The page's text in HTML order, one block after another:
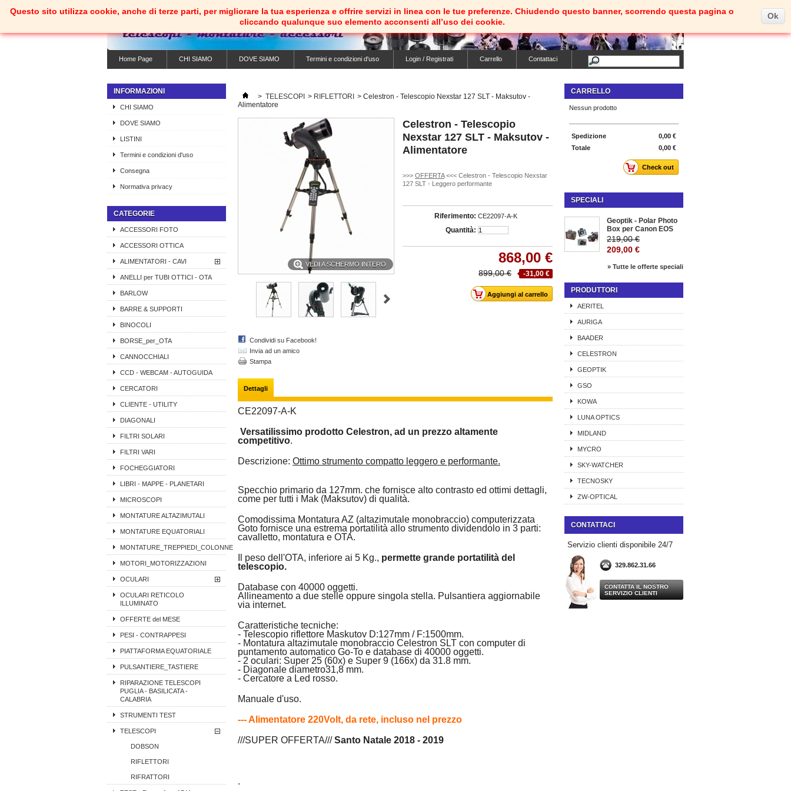
(vuoto)
Benvenuti Entra
Home Page CHI SIAMO DOVE SIAMO Termini e condizioni d'uso Login / Registrati Carrello Contattaci
INFORMAZIONI
CHI SIAMO
DOVE SIAMO
LISTINI
Termini e condizioni d'uso
Consegna
Normativa privacy
CATEGORIE
ACCESSORI FOTO
ACCESSORI OTTICA
ALIMENTATORI - CAVI
ANELLI per TUBI OTTICI - OTA
BARLOW
BARRE & SUPPORTI
BINOCOLI
BORSE_per_OTA
CANNOCCHIALI
CCD - WEBCAM - AUTOGUIDA
CERCATORI
CLIENTE - UTILITY
DIAGONALI
FILTRI SOLARI
FILTRI VARI
FOCHEGGIATORI
LIBRI - MAPPE - PLANETARI
MICROSCOPI
MONTATURE ALTAZIMUTALI
MONTATURE EQUATORIALI
MONTATURE_TREPPIEDI_COLONNE
MOTORI_MOTORIZZAZIONI
OCULARI
OCULARI RETICOLO
ILLUMINATO
OFFERTE del MESE
PESI - CONTRAPPESI
PIATTAFORMA EQUATORIALE
PULSANTIERE_TASTIERE
RIPARAZIONE TELESCOPI
PUGLIA - BASILICATA -
CALABRIA
STRUMENTI TEST
TELESCOPI
DOBSON
RIFLETTORI
RIFRATTORI
> TELESCOPI > RIFLETTORI > Celestron - Telescopio Nexstar 127 SLT - Maksutov -
Alimentatore
VEDI A SCHERMO INTERO
Condividi su Facebook!
Invia ad un amico
Stampa
Celestron - Telescopio
Nexstar 127 SLT - Maksutov -
Alimentatore
>>> OFFERTA<<< Celestron - Telescopio Nexstar
127 SLT - Leggero performante
Riferimento: CE22097-A-K
Quantità:
868,00 €
-31,00 €
899,00 €
Dettagli
CE22097-A-K
Versatilissimo prodotto Celestron, ad un prezzo altamente
competitivo.
Descrizione: Ottimo strumento compatto leggero e performante.
Specchio primario da 127mm. che fornisce alto contrasto ed ottimi dettagli,
come per tutti i Mak (Maksutov) di qualità.
Comodissima Montatura AZ (altazimutale monobraccio) computerizzata
Goto fornisce una estrema portatilità allo strumento dividendolo in 3 parti:
cavalletto, montatura e OTA.
Il peso dell'OTA, inferiore ai 5 Kg., permette grande portatilità del
telescopio.
Database con 40000 oggetti.
Allineamento a due stelle oppure singola stella. Pulsantiera aggiornabile
via internet.
Caratteristiche tecniche:
- Telescopio riflettore Maskutov D:127mm / F:1500mm.
- Montatura altazimutale monobraccio Celestron SLT con computer di
puntamento automatico Go-To e database di 40000 oggetti.
- 2 oculari: Super 25 (60x) e Super 9 (166x) da 31.8 mm.
- Diagonale diametro31,8 mm.
- Cercatore a Led rosso.
Manuale d'uso.
--- Alimentatore 220Volt, da rete, incluso nel prezzo
///SUPER OFFERTA///Santo Natale 2018 - 2019
.
CARRELLO
Nessun prodotto
0,00 €
Spedizione
0,00 €
Totale
Check out
SPECIALI
Geoptik - Polar Photo
Box per Canon EOS
219,00 €
209,00 €
» Tutte le offerte speciali
PRODUTTORI
AERITEL
AURIGA
BAADER
CELESTRON
GEOPTIK
GSO
KOWA
LUNA OPTICS
MIDLAND
MYCRO
SKY-WATCHER
TECNOSKY
ZW-OPTICAL
CONTATTACI
Servizio clienti disponibile 24/7
329.862.31.66
CONTATTA IL NOSTRO
SERVIZIO CLIENTI
Questo sito utilizza cookie, anche di terze parti, per migliorare la tua esperienza e offrire servizi in linea con le tue preferenze. Chiudendo questo banner, scorrendo questa pagina o
cliccando qualunque suo elemento acconsenti all’uso dei cookie.
Ok